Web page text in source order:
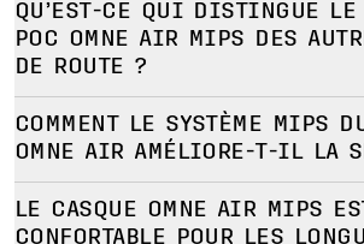
QU’EST-CE QUI DISTINGUE LE
POC OMNE AIR MIPS DES
DE ROUTE ?
Le casque Omne Air Mips est un casque
sécurité, ventilation et confort pour une
course.
Pourquoi il est différent :
COMMENT LE SYSTÈME MIPS
OMNE AIR AMÉLIORE-T-IL LA
Le casque Omne Air utilise Mips Air Node,
friction laminée à la base des mousses de
LE CASQUE OMNE AIR MIPS
CONFORTABLE POUR LES